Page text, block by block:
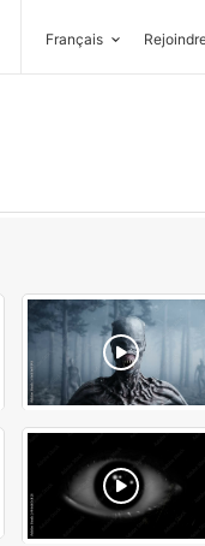
Français